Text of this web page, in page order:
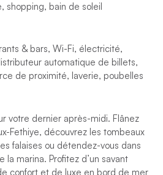
shopping, bain de soleil
& bars, Wi-Fi, électricité,
automatique de billets,
de proximité, laverie, poubelles
votre dernier après-midi. Flânez
Fethiye, découvrez les tombeaux
falaises ou détendez-vous dans
la marina. Profitez d’un savant
confort et de luxe en bord de mer